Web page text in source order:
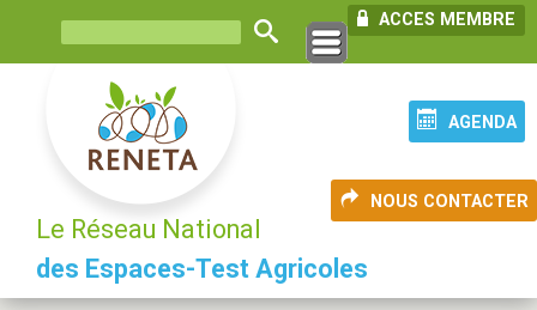
ACCES MEMBRE
AGENDA
NOUS CONTACTER
Le Réseau National
des Espaces-Test Agricoles